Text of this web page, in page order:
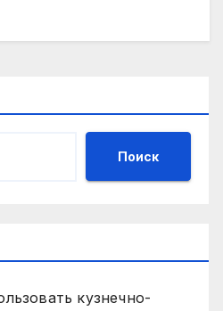
Поиск
кузнечно-